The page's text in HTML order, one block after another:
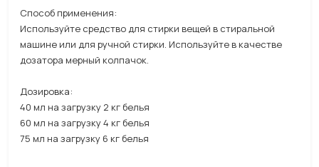
Способ применения:
Используйте средство для стирки вещей в стиральной
машине или для ручной стирки. Используйте в качестве
дозатора мерный колпачок.
Дозировка:
40 мл на загрузку 2 кг белья
60 мл на загрузку 4 кг белья
75 мл на загрузку 6 кг белья